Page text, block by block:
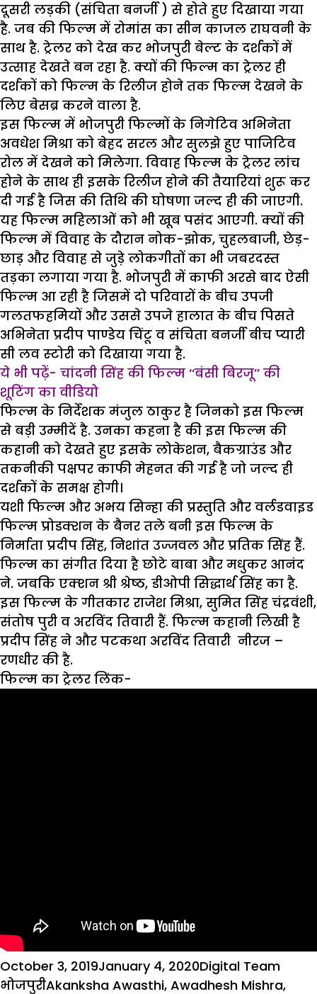
दूसरी लड़की (संचिता बनर्जी ) से होते हुए दिखाया गया
है. जब की फिल्म में रोमांस का सीन काजल राघवनी के
साथ है. ट्रेलर को देख कर भोजपुरी बेल्ट के दर्शकों में
उत्साह देखते बन रहा है. क्यों की फिल्म का ट्रेलर ही
दर्शकों को फिल्म के रिलीज होने तक फिल्म देखने के
लिए बेसब्र करने वाला है.
इस फिल्म में भोजपुरी फिल्मों के निगेटिव अभिनेता
अवधेश मिश्रा को बेहद सरल और सुलझे हुए पाजिटिव
रोल में देखने को मिलेगा. विवाह फिल्म के ट्रेलर लांच
होने के साथ ही इसके रिलीज होने की तैयारियां शुरू कर
दी गई है जिस की तिथि की घोषणा जल्द ही की जाएगी.
यह फिल्म महिलाओं को भी खूब पसंद आएगी. क्यों की
फिल्म में विवाह के दौरान नोक-झोक, चुहलबाजी, छेड़-
छाड़ और विवाह से जुड़े लोकगीतों का भी जबरदस्त
तड़का लगाया गया है. भोजपुरी में काफी अरसे बाद ऐसी
फिल्म आ रही है जिसमें दो परिवारों के बीच उपजी
गलतफहमियों और उससे उपजे हालात के बीच पिसते
अभिनेता प्रदीप पाण्डेय चिंटू व संचिता बनर्जी बीच प्‍यारी
सी लव स्‍टोरी को दिखाया गया है.
ये भी पढ़ें- चांदनी सिंह की फिल्म ‘‘बंसी बिरजू’’ की
शूटिंग का वीडियो
फिल्म के निर्देशक मंजुल ठाकुर है जिनको इस फिल्म
से बड़ी उम्मीदें है. उनका कहना है की इस फिल्म की
कहानी को देखते हुए इसके लोकेशन, बैकग्राउंड और
तकनीकी पक्षपर काफी मेहनत की गई है जो जल्द ही
दर्शकों के समक्ष होगी।
यशी फिल्म और अभय सिन्हा की प्रस्तुति और वर्लडवाइड
फिल्म प्रोडक्शन के बैनर तले बनी इस फिल्म के
निर्माता प्रदीप सिंह, निशांत उज्जवल और प्रतिक सिंह हैं.
फिल्‍म का संगीत दिया है छोटे बाबा और मधुकर आनंद
ने. जबकि एक्‍शन श्री श्रेष्‍ठ, डीओपी सिद्धार्थ सिंह का है.
इस फिल्म के गीतकार राजेश मिश्रा, सुमित सिंह चंद्रवंशी,
संतोष पुरी व अरविंद तिवारी हैं. फिल्म कहानी लिखी है
प्रदीप सिंह ने और पटकथा अरविंद तिवारी नीरज –
रणधीर की है.
फिल्म का ट्रेलर लिंक-
Posted
on
October 3, 2019January 4, 2020Author
Digital Team
भोजपुरीTags
Akanksha Awasthi, Awadhesh Mishra,